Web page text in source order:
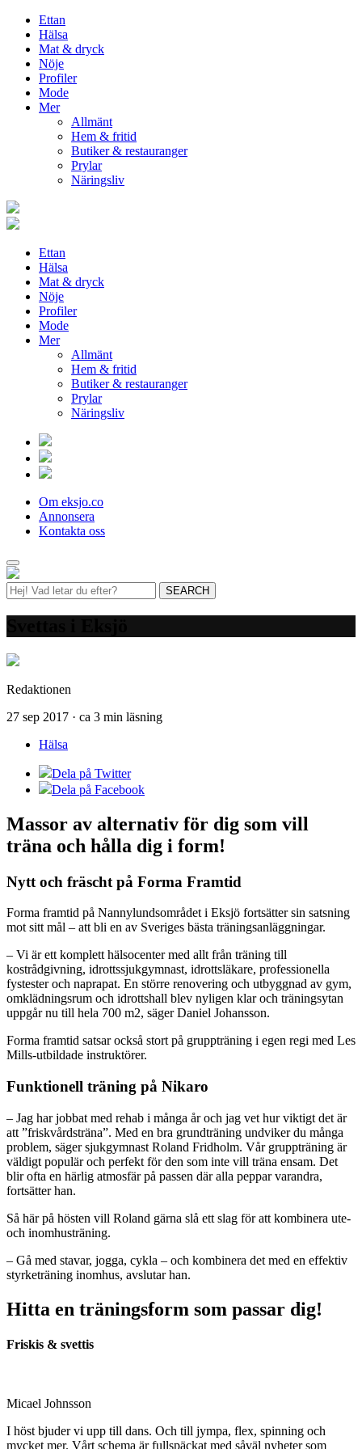
Ettan
Hälsa
Mat & dryck
Nöje
Profiler
Mode
Mer
Allmänt
Hem & fritid
Butiker & restauranger
Prylar
Näringsliv
Ettan
Hälsa
Mat & dryck
Nöje
Profiler
Mode
Mer
Allmänt
Hem & fritid
Butiker & restauranger
Prylar
Näringsliv
Om eksjo.co
Annonsera
Kontakta oss
Redaktionen
27 sep 2017 · ca 3 min läsning
Hälsa
Dela på Twitter
Dela på Facebook
Massor av alternativ för dig som vill
träna och hålla dig i form!
Nytt och fräscht på Forma Framtid
Forma framtid på Nannylundsområdet i Eksjö fortsätter sin satsning
mot sitt mål – att bli en av Sveriges bästa träningsanläggningar.
– Vi är ett komplett hälsocenter med allt från träning till
kostrådgivning, idrottssjukgymnast, idrottsläkare, professionella
fystester och naprapat. En större renovering och utbyggnad av gym,
omklädningsrum och idrottshall blev nyligen klar och träningsytan
uppgår nu till hela 700 m2, säger Daniel Johansson.
Forma framtid satsar också stort på gruppträning i egen regi med Les
Mills-utbildade instruktörer.
Funktionell träning på Nikaro
– Jag har jobbat med rehab i många år och jag vet hur viktigt det är
att ”friskvårdsträna”. Med en bra grundträning undviker du många
problem, säger sjukgymnast Roland Fridholm. Vår gruppträning är
väldigt populär och perfekt för den som inte vill träna ensam. Det
blir ofta en härlig atmosfär på passen där alla peppar varandra,
fortsätter han.
Så här på hösten vill Roland gärna slå ett slag för att kombinera ute-
och inomhusträning.
– Gå med stavar, jogga, cykla – och kombinera det med en effektiv
styrketräning inomhus, avslutar han.
Hitta en träningsform som passar dig!
Friskis & svettis
Micael Johnsson
I höst bjuder vi upp till dans. Och till jympa, flex, spinning och
mycket mer. Vårt schema är fullspäckat med såväl nyheter som